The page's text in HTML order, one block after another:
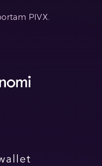
PIVX.